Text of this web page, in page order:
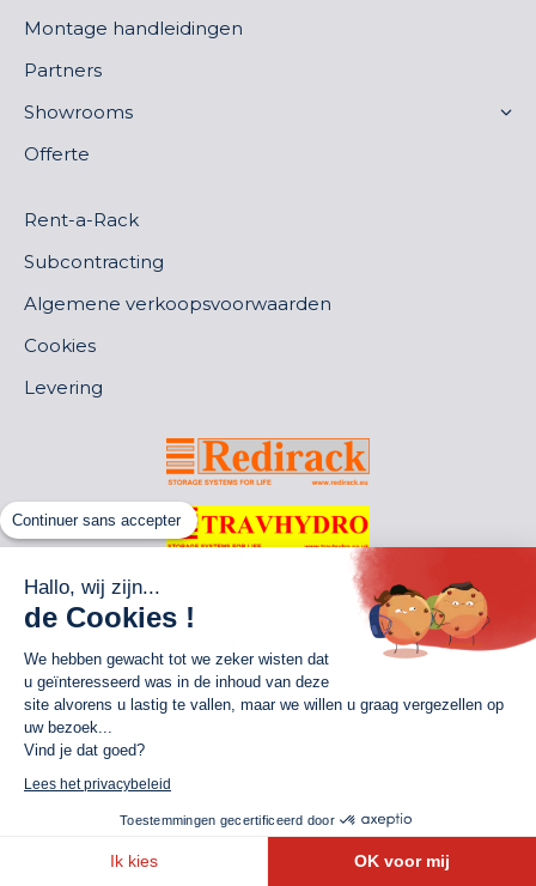
Montage handleidingen
Partners
Showrooms
Offerte
Rent-a-Rack
Subcontracting
Algemene verkoopsvoorwaarden
Cookies
Levering
© By Poush
Continuer sans accepter
Hallo, wij zijn...
de Cookies !
We hebben gewacht tot we zeker wisten dat
u geïnteresseerd was in de inhoud van deze
site alvorens u lastig te vallen, maar we willen u graag vergezellen op
uw bezoek...
Vind je dat goed?
Lees het privacybeleid
Toestemmingen gecertificeerd door
Ik kies OK voor mij